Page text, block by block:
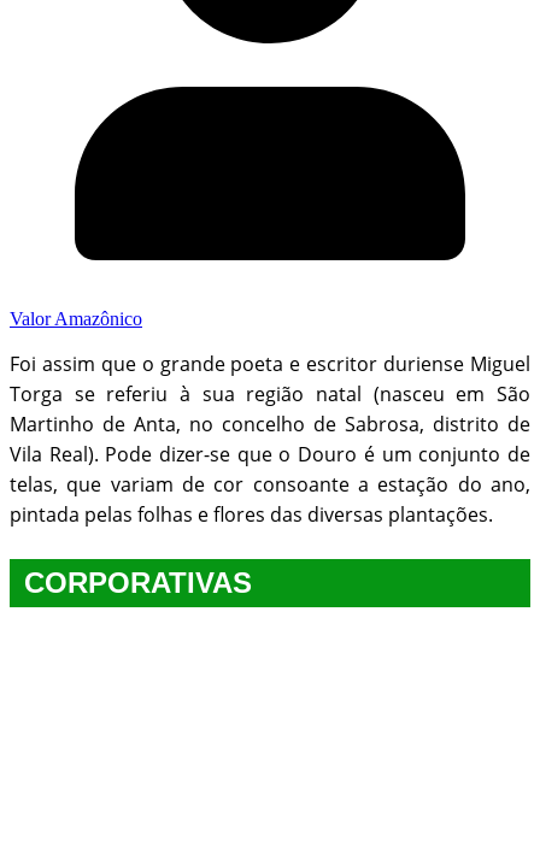
Valor Amazônico
Foi assim que o grande poeta e escritor duriense Miguel
Torga se referiu à sua região natal (nasceu em São
Martinho de Anta, no concelho de Sabrosa, distrito de
Vila Real). Pode dizer-se que o Douro é um conjunto de
telas, que variam de cor consoante a estação do ano,
pintada pelas folhas e flores das diversas plantações.
CORPORATIVAS